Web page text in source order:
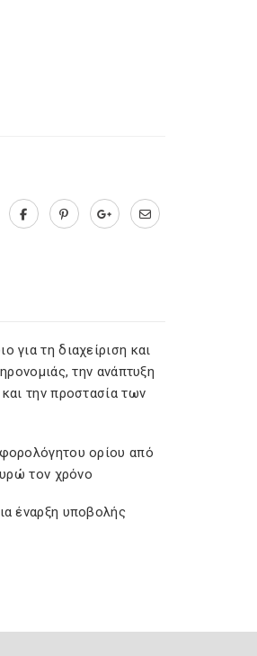
για τη διαχείριση και
την ανάπτυξη
την προστασία των
ορίου από
τον χρόνο
έναρξη υποβολής